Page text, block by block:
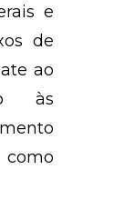
e
de
ao
às